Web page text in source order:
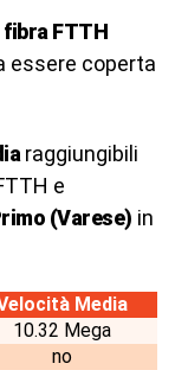
fibra FTTH
essere coperta
raggiungibili
e
(Varese) in
Media
10.32 Mega
no